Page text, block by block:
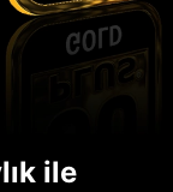
ile